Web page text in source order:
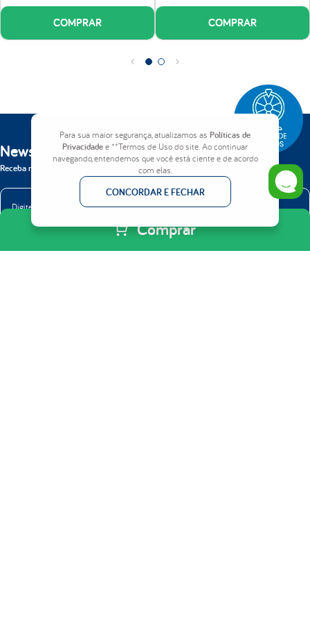
Para sua maior segurança, atualizamos as Políticas de
Privacidadee **Termos de Uso do site. Ao continuar
navegando, entendemos que você está ciente e de acordo
com elas.
CONCORDAR E FECHAR
Comprar
Qualidade e segurança comprovados:
Produto testado e certificado conforme
normas dos órgãos reguladores. Consulte o certificado do produto aqui:
http://www.inmetro.gov.br/prodcert/empresas/busca.asp
COMPRAR COMPRAR
Newsletter
Receba nossas novidades em primeira mão.
ENVIAR